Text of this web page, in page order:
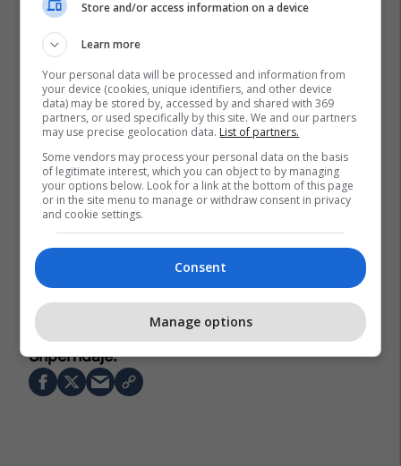
Gjermania Vladimir Putin Rusia
Artisti
Karnavali
Store and/or access information on a device
Learn more
Your personal data will be processed and information from
your device (cookies, unique identifiers, and other device
data) may be stored by, accessed by and shared with 369
partners, or used specifically by this site. We and our partners
may use precise geolocation data. List of partners.
Some vendors may process your personal data on the basis
of legitimate interest, which you can object to by managing
your options below. Look for a link at the bottom of this page
or in the site menu to manage or withdraw consent in privacy
and cookie settings.
Consent
Manage options